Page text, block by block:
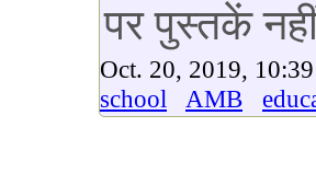
पर पुस्तकें
Oct. 20, 2019,
school
AMB